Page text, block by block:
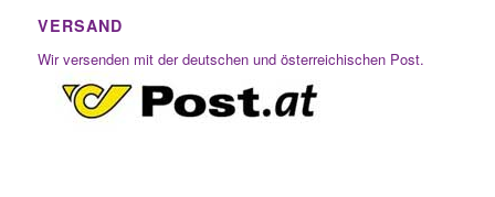
VERSAND
Wir versenden mit der deutschen und österreichischen Post.